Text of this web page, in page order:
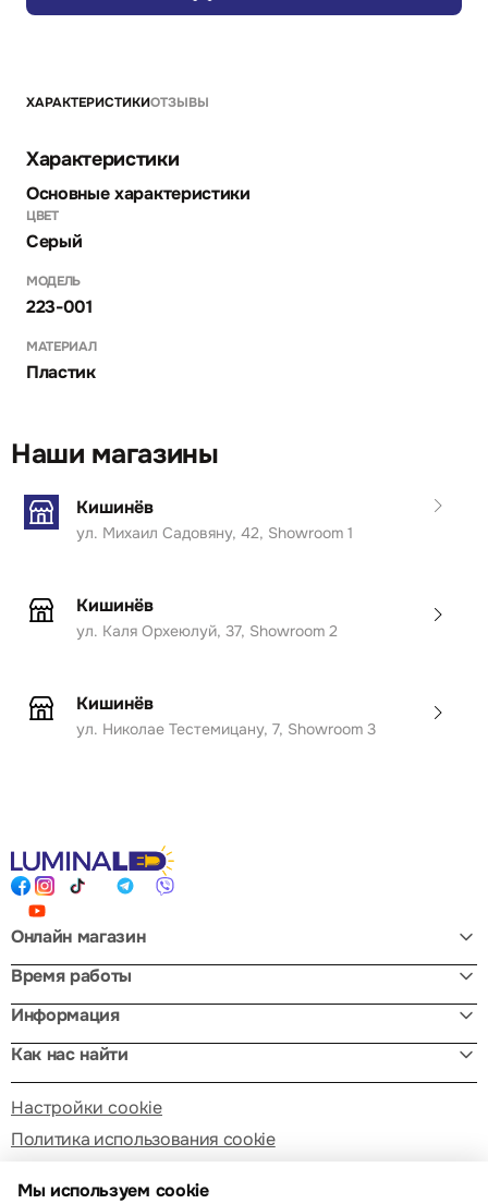
ХАРАКТЕРИСТИКИОТЗЫВЫ
Характеристики
Основные характеристики
ЦВЕТ
Серый
МОДЕЛЬ
223-001
МАТЕРИАЛ
Пластик
Наши магазины
Кишинёв
ул. Михаил Садовяну, 42, Showroom 1
Кишинёв
ул. Каля Орхеюлуй, 37, Showroom 2
Кишинёв
ул. Николае Тестемицану, 7, Showroom 3
Онлайн магазин
Время работы
Информация
Как нас найти
Настройки cookie
Политика использования cookie
Мы используем cookie